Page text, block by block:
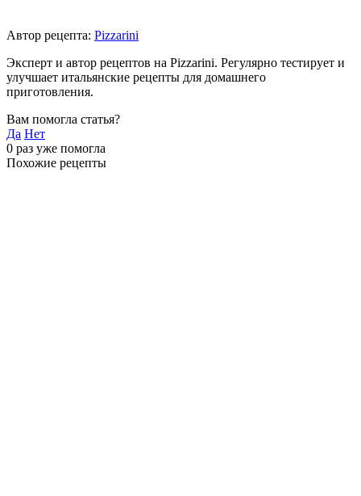
Автор рецепта: Pizzarini
Эксперт и автор рецептов на Pizzarini. Регулярно тестирует и
улучшает итальянские рецепты для домашнего
приготовления.
Вам помогла статья?
Да Нет
0 раз уже помогла
Похожие рецепты